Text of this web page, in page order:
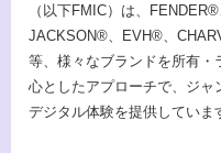
（以下FMIC）は、
JACKSON®、EVH®、
等、様々なブランドを所有・
心としたアプローチで、ジャ
デジタル体験を提供していま